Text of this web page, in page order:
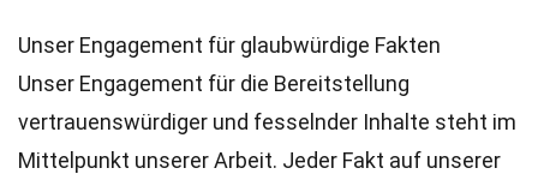
Unser Engagement für glaubwürdige Fakten
Unser Engagement für die Bereitstellung
vertrauenswürdiger und fesselnder Inhalte steht im
Mittelpunkt unserer Arbeit. Jeder Fakt auf unserer